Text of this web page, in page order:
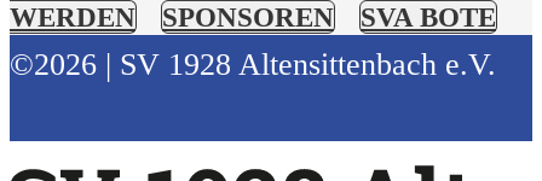
WERDEN
SPONSOREN SVA BOTE
©2026 | SV 1928 Altensittenbach e.V.